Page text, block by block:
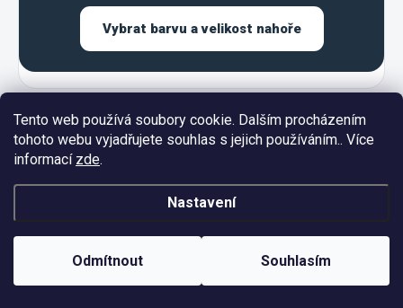
Tento web používá soubory cookie. Dalším procházením
tohoto webu vyjadřujete souhlas s jejich používáním.. Více
informací zde.
Nastavení
Odmítnout Souhlasím
Vybrat barvu a velikost nahoře